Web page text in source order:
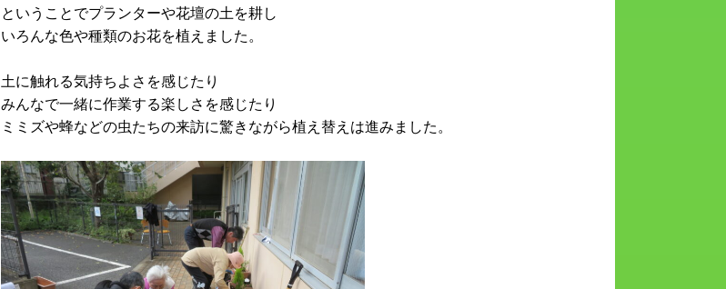
ということでプランターや花壇の土を耕し
いろんな色や種類のお花を植えました。
土に触れる気持ちよさを感じたり
みんなで一緒に作業する楽しさを感じたり
ミミズや蜂などの虫たちの来訪に驚きながら植え替えは進みました。